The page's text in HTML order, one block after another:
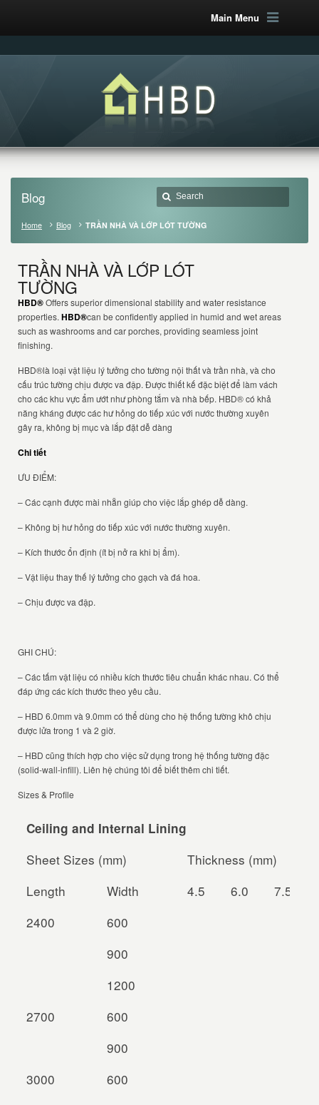
Main Menu
Blog
Home Blog TRẦN NHÀ VÀ LỚP LÓT TƯỜNG
TRẦN NHÀ VÀ LỚP LÓT
TƯỜNG
HBD®Offers superior dimensional stability and water resistance
properties.HBD®can be confidently applied in humid and wet areas
such as washrooms and car porches, providing seamless joint
finishing.
HBD®là loại vật liệu lý tưởng cho tường nội thất và trần nhà, và cho
cấu trúc tường chịu được va đập. Được thiết kế đặc biệt để làm vách
cho các khu vực ẩm ướt như phòng tắm và nhà bếp. HBD® có khả
năng kháng được các hư hỏng do tiếp xúc với nước thường xuyên
gây ra, không bị mục và lắp đặt dễ dàng
Chi tiết
ƯU ĐIỂM:
– Các cạnh được mài nhẵn giúp cho việc lắp ghép dễ dàng.
– Không bị hư hỏng do tiếp xúc với nước thường xuyên.
– Kích thước ổn định (ít bị nở ra khi bị ẩm).
– Vật liệu thay thế lý tưởng cho gạch và đá hoa.
– Chịu được va đập.
GHI CHÚ:
– Các tấm vật liệu có nhiều kích thước tiêu chuẩn khác nhau. Có thể
đáp ứng các kích thước theo yêu cầu.
– HBD 6.0mm và 9.0mm có thể dùng cho hệ thống tường khô chịu
được lửa trong 1 và 2 giờ.
– HBD cũng thích hợp cho việc sử dụng trong hệ thống tường đặc
(solid-wall-infill). Liên hệ chúng tôi để biết thêm chi tiết.
Sizes & Profile
Ceiling and Internal Lining
Sheet Sizes (mm)
Thickness (mm)
Length
Width 4.5 6.0 7.5
2400
600
900
1200
2700
600
900
3000
600